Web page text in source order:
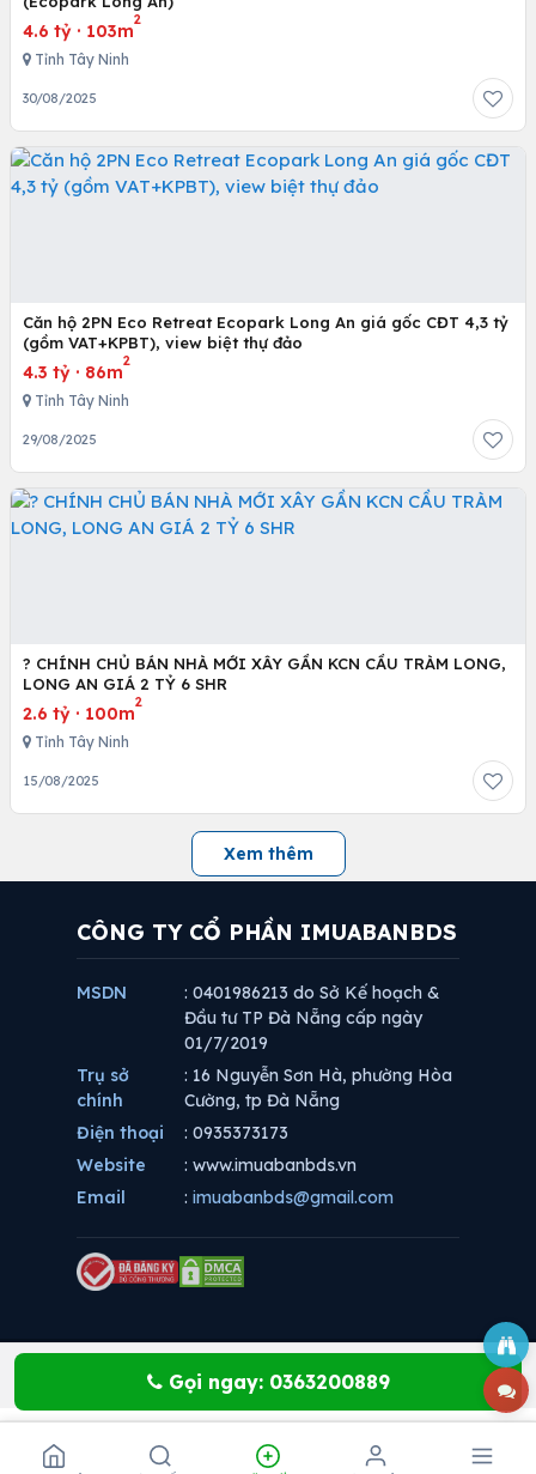
4.6 tỷ · 103m
2
Tỉnh Tây Ninh
30/08/2025
Căn hộ 2PN Eco Retreat Ecopark Long An giá gốc CĐT 4,3 tỷ
(gồm VAT+KPBT), view biệt thự đảo
4.3 tỷ · 86m
2
Tỉnh Tây Ninh
29/08/2025
? CHÍNH CHỦ BÁN NHÀ MỚI XÂY GẦN KCN CẦU TRÀM LONG,
LONG AN GIÁ 2 TỶ 6 SHR
2.6 tỷ · 100m
2
Tỉnh Tây Ninh
15/08/2025
Xem thêm
Gọi ngay: 0363200889
CÔNG TY CỔ PHẦN IMUABANBDS
MSDN
: 0401986213 do Sở Kế hoạch &
Đầu tư TP Đà Nẵng cấp ngày
01/7/2019
Trụ sở
chính
: 16 Nguyễn Sơn Hà, phường Hòa
Cường, tp Đà Nẵng
Điện thoại
: 0935373173
Website
: www.imuabanbds.vn
Email
: imuabanbds@gmail.com